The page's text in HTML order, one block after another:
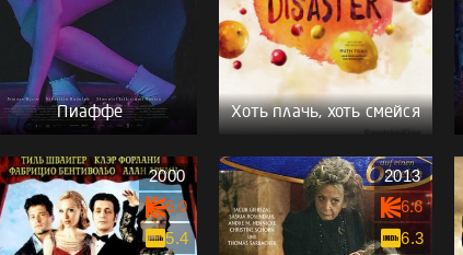
Пиаффе Хоть плачь, хоть смейся
2000
6.0
5.4
2013
6.6
6.3